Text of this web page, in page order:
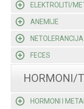
ELEKTROLITI/
ANEMIJE
FECES
HORMONI/
HORMONI I